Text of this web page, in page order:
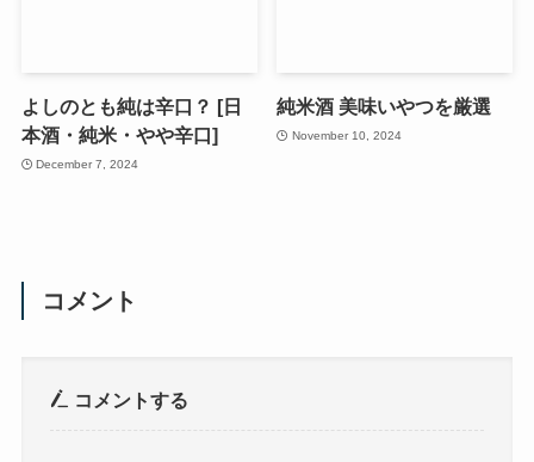
よしのとも純は辛口？ [日
本酒・純米・やや辛口]
December 7, 2024
純米酒 美味いやつを厳選
November 10, 2024
コメント
コメントする